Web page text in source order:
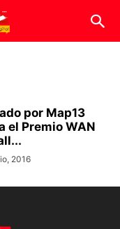
por Map13
el Premio WAN
2016